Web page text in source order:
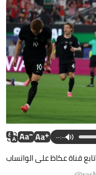
--:--
تابع قناة عكاظ على الواتساب